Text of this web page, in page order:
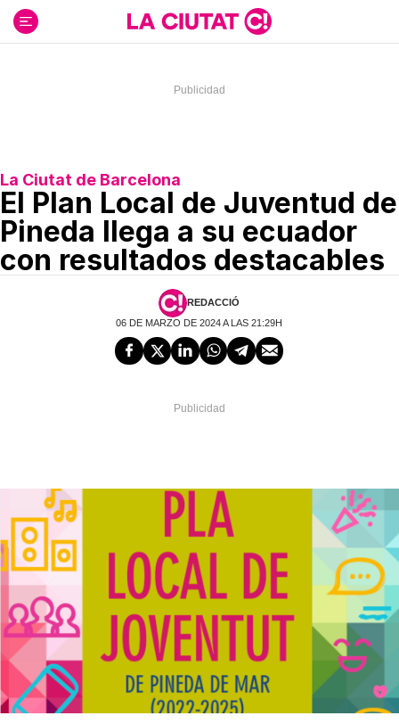
contenido
La Ciutat de Barcelona
El Plan Local de Juventud de
Pineda llega a su ecuador
con resultados destacables
REDACCIÓ
06 DE MARZO DE 2024 A LAS 21:29H